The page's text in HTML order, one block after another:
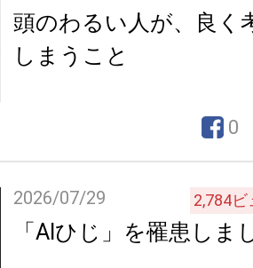
頭のわるい人が、良く
しまうこと
0
2026/07/29 2,784ビ
「AIひじ」を罹患しま